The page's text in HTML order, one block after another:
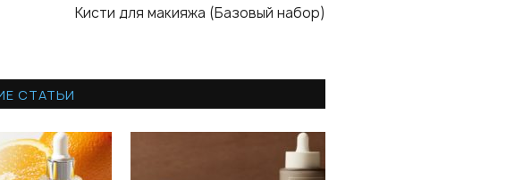
Кисти для макияжа (Базовый набор)
СТАТЬИ